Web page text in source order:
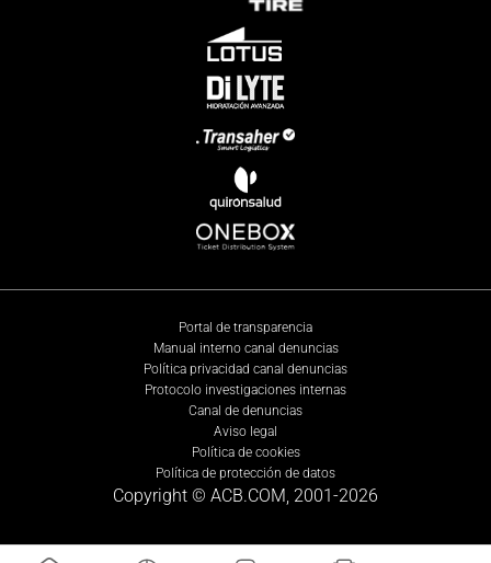
Portal de transparencia
Manual interno canal denuncias
Política privacidad canal denuncias
Protocolo investigaciones internas
Canal de denuncias
Aviso legal
Política de cookies
Política de protección de datos
Copyright © ACB.COM, 2001-2026